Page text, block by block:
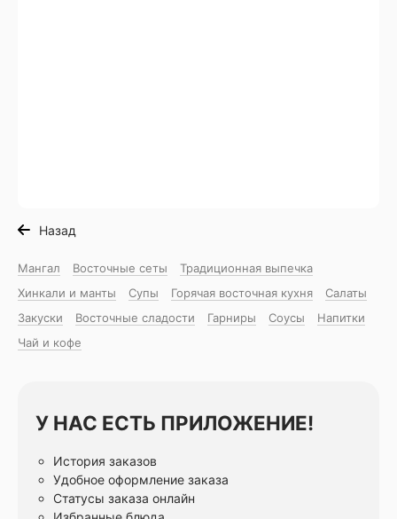
Назад
Мангал Восточные сеты
Традиционная выпечка
Хинкали и манты
Супы Горячая восточная куxня
Салаты
Закуски
Восточные сладости Гарниры Соусы
Напитки
Чай и кофе
У НАС ЕСТЬ ПРИЛОЖЕНИЕ!
История заказов
Удобное оформление заказа
Статусы заказа онлайн